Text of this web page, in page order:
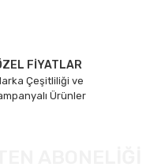
FİYATLAR
Çeşitliliği ve
Ürünler